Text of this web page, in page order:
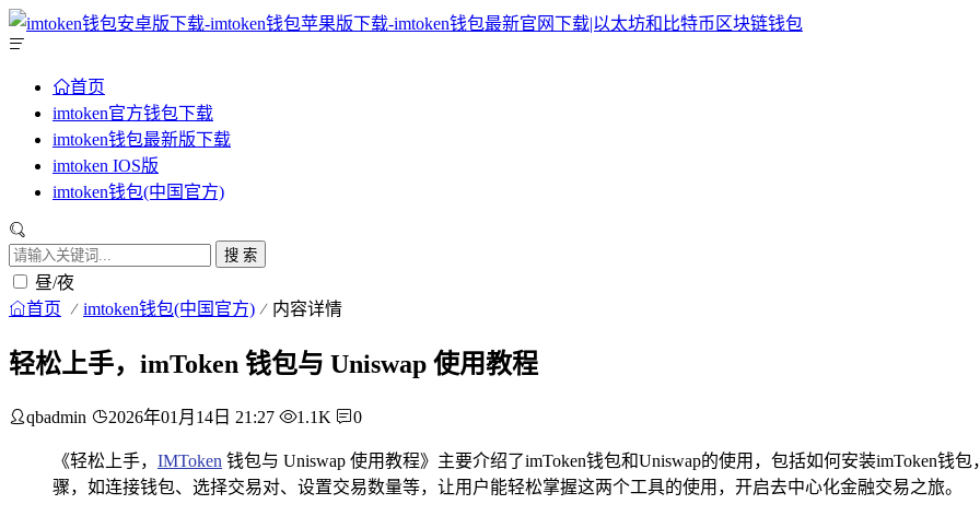
首页
imtoken官方钱包下载
imtoken钱包最新版下载
imtoken IOS版
imtoken钱包(中国官方)
搜 索
昼/夜
首页 imtoken钱包(中国官方) 内容详情
轻松上手，imToken 钱包与 Uniswap 使用教程
qbadmin 2026年01月14日 21:27 1.1K 0
《轻松上手， IMToken 钱包与 Uniswap 使用教程》主要介绍了imToken钱包和Uniswap的使用，包括如何安装imToken钱
骤，如连接钱包、选择交易对、设置交易数量等，让用户能轻松掌握这两个工具的使用，开启去中心化金融交易之旅。